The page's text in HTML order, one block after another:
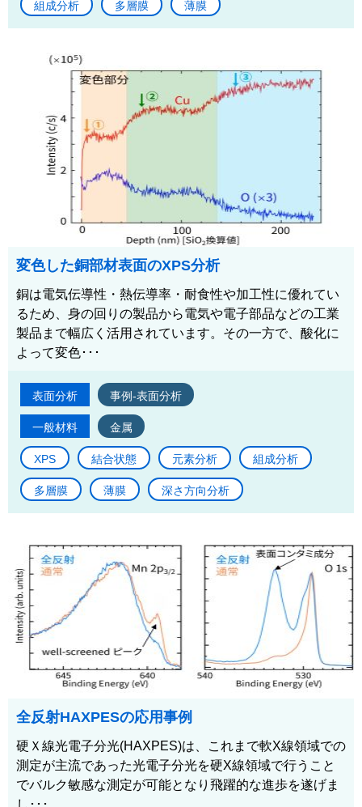
組成分析 多層膜 薄膜
変色した銅部材表面のXPS分析
銅は電気伝導性・熱伝導率・耐食性や加工性に優れてい
るため、身の回りの製品から電気や電子部品などの工業
製品まで幅広く活用されています。その一方で、酸化に
よって変色･･･
表面分析 事例-表面分析
一般材料 金属
XPS 結合状態 元素分析 組成分析
多層膜 薄膜 深さ方向分析
全反射HAXPESの応用事例
硬Ｘ線光電子分光(HAXPES)は、これまで軟X線領域での
測定が主流であった光電子分光を硬X線領域で行うこと
でバルク敏感な測定が可能となり飛躍的な進歩を遂げま
し･･･